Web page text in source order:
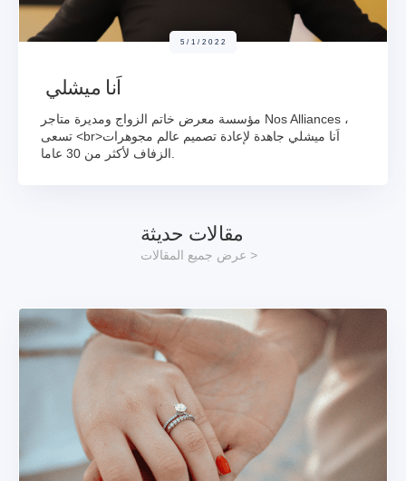
مقالات حديثة
عرض جميع المقالات >
5/1/2022
اَنا ميشلي
مؤسسة معرض خاتم الزواج ومديرة متاجر Nos Alliances ،
تسعى <br>اَنا ميشلي جاهدة لإعادة تصميم عالم مجوهرات